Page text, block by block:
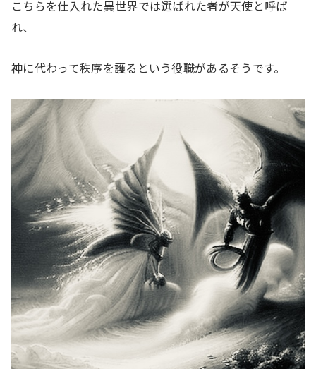
こちらを仕入れた異世界では選ばれた者が天使と呼ば
れ、
神に代わって秩序を護るという役職があるそうです。